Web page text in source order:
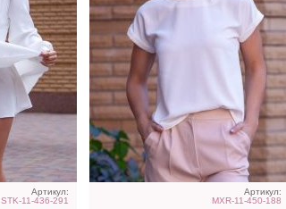
Артикул:
STK-11-436-291
Артикул:
MXR-11-450-188